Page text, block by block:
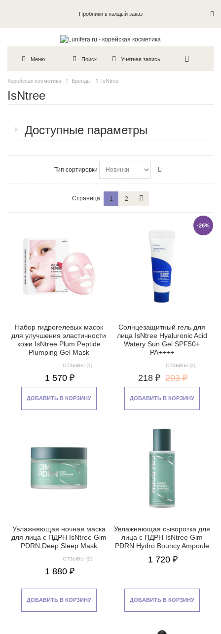
Пробники в каждый заказ
Меню Поиск Учетная запись
Корейская косметика Бренды IsNtree
IsNtree
Доступные параметры
Тип сортировки
Страница: 1 2
Набор гидрогелевых масок
для улучшения эластичности
кожи IsNtree Plum Peptide
Plumping Gel Mask
ОТЗЫВЫ (1)
1 570 ₽
ДОБАВИТЬ В КОРЗИНУ
-26%
Солнцезащитный гель для
лица IsNtree Hyaluronic Acid
Watery Sun Gel SPF50+
PA++++
ОТЗЫВЫ (2)
218 ₽ 293 ₽
ДОБАВИТЬ В КОРЗИНУ
Увлажняющая ночная маска
для лица с ПДРН IsNtree Gim
PDRN Deep Sleep Mask
ОТЗЫВЫ (2)
1 880 ₽
ДОБАВИТЬ В КОРЗИНУ
Увлажняющая сыворотка для
лица с ПДРН IsNtree Gim
PDRN Hydro Bouncy Ampoule
1 720 ₽
ДОБАВИТЬ В КОРЗИНУ